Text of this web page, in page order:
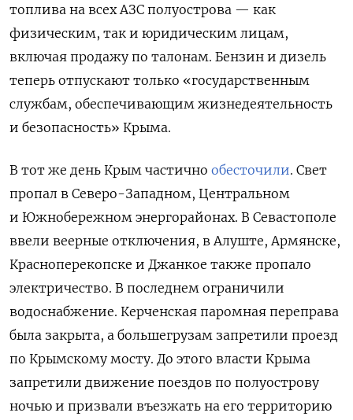
топлива на всех АЗС полуострова — как
физическим, так и юридическим лицам,
включая продажу по талонам. Бензин и дизель
теперь отпускают только «государственным
службам, обеспечивающим жизнедеятельность
и безопасность» Крыма.
В тот же день Крым частично обесточили. Свет
пропал в Северо-Западном, Центральном
и Южнобережном энергорайонах. В Севастополе
ввели веерные отключения, в Алуште, Армянске,
Красноперекопске и Джанкое также пропало
электричество. В последнем ограничили
водоснабжение. Керченская паромная переправа
была закрыта, а большегрузам запретили проезд
по Крымскому мосту. До этого власти Крыма
запретили движение поездов по полуострову
ночью и призвали въезжать на его территорию